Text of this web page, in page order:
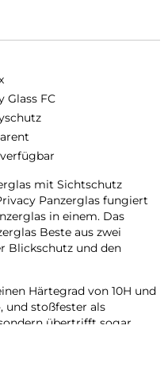
Glass FC
mit Sichtschutz
Panzerglas fungiert
in einem. Das
Beste aus zwei
Blickschutz und den
Härtegrad von 10H und
und stoßfester als
übertrifft sogar
wird und einen